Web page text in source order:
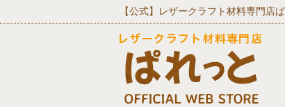
【公式】レザークラフト材料専門店